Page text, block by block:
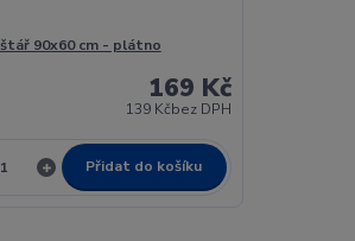
90x60 cm - plátno
169 Kč
139 Kčbez DPH
Přidat do košíku